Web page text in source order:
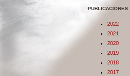
PUBLICACIONES
2022
2021
2020
2019
2018
2017